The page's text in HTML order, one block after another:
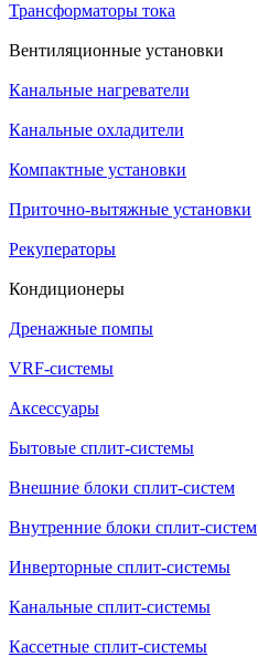
Трансформаторы тока
Вентиляционные установки
Канальные нагреватели
Канальные охладители
Компактные установки
Приточно-вытяжные установки
Рекуператоры
Кондиционеры
Дренажные помпы
VRF-системы
Аксессуары
Бытовые сплит-системы
Внешние блоки сплит-систем
Внутренние блоки сплит-систем
Инверторные сплит-системы
Канальные сплит-системы
Кассетные сплит-системы